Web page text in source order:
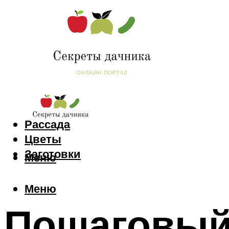
Сад и огород
Рассада
Цветы
Заготовки
Меню
Меню